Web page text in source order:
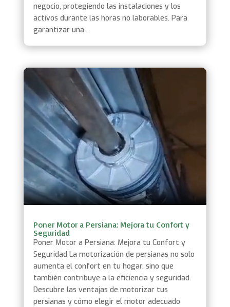
negocio, protegiendo las instalaciones y los
activos durante las horas no laborables. Para
garantizar una...
Poner Motor a Persiana: Mejora tu Confort y
Seguridad
Poner Motor a Persiana: Mejora tu Confort y
Seguridad La motorización de persianas no solo
aumenta el confort en tu hogar, sino que
también contribuye a la eficiencia y seguridad.
Descubre las ventajas de motorizar tus
persianas y cómo elegir el motor adecuado